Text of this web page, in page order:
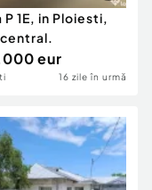
P 1E, in Ploiesti,
eur
16 zile în urmă